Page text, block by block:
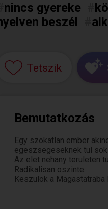
nincs gyereke
beszél
Tetszik
Bemutatkozás
Egy szokatlan ember
egeszsegeseknek tul
Az elet nehany teruleten
Radikalisan oszinte.
Keszulok a